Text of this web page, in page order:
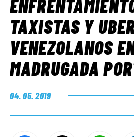
INFORMES ESPECIALES
FUERA DE MEGÁFONO
TAXISTAS Y
VENEZOLANOS
MADRUGADA
04. 05. 2019